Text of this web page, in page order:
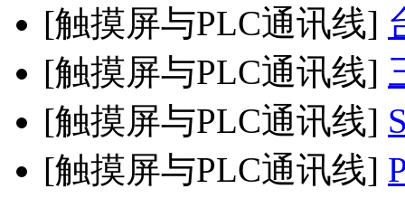
[触摸屏与PLC通讯线]
[触摸屏与PLC通讯线]
[触摸屏与PLC通讯线]
[触摸屏与PLC通讯线]